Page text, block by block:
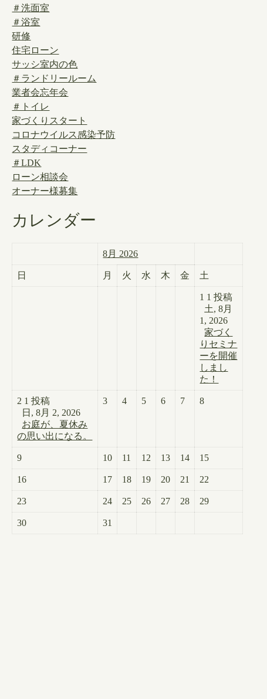
＃洗面室
＃浴室
研修
住宅ローン
サッシ室内の色
＃ランドリールーム
業者会忘年会
＃トイレ
家づくりスタート
コロナウイルス感染予防
スタディコーナー
＃LDK
ローン相談会
オーナー様募集
カレンダー
8月 2026
日 月 火 水 木 金 土
1 1 投稿
土, 8月
1, 2026
家づく
りセミナ
ーを開催
しまし
た！
2 1 投稿
日, 8月 2, 2026
お庭が、夏休み
の思い出になる。
3 4 5 6 7 8
9 10 11 12 13 14 15
16 17 18 19 20 21 22
23 24 25 26 27 28 29
30 31